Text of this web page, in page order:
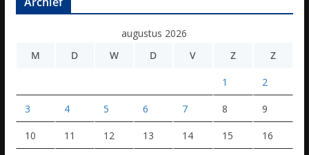
augustus 2026
M
D W D V Z Z
1 2
3 4 5 6 7 8 9
10 11 12 13 14 15 16